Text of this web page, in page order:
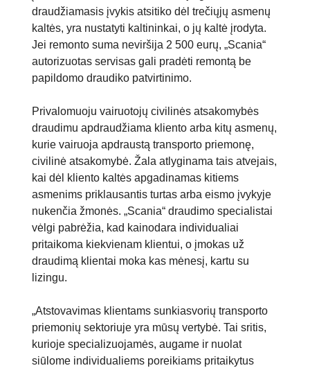
draudžiamasis įvykis atsitiko dėl trečiųjų asmenų
kaltės, yra nustatyti kaltininkai, o jų kaltė įrodyta.
Jei remonto suma neviršija 2 500 eurų, „Scania“
autorizuotas servisas gali pradėti remontą be
papildomo draudiko patvirtinimo.
Privalomuoju vairuotojų civilinės atsakomybės
draudimu apdraudžiama kliento arba kitų asmenų,
kurie vairuoja apdraustą transporto priemonę,
civilinė atsakomybė. Žala atlyginama tais atvejais,
kai dėl kliento kaltės apgadinamas kitiems
asmenims priklausantis turtas arba eismo įvykyje
nukenčia žmonės. „Scania“ draudimo specialistai
vėlgi pabrėžia, kad kainodara individualiai
pritaikoma kiekvienam klientui, o įmokas už
draudimą klientai moka kas mėnesį, kartu su
lizingu.
„Atstovavimas klientams sunkiasvorių transporto
priemonių sektoriuje yra mūsų vertybė. Tai sritis,
kurioje specializuojamės, augame ir nuolat
siūlome individualiems poreikiams pritaikytus